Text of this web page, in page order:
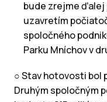
bude zrejme ďalej
uzavretím
spoločného
Parku Mníchov v
○ Stav hotovosti bol
Druhým spoločným